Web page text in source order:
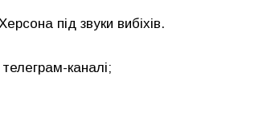
під звуки вибіхів.
каналі;